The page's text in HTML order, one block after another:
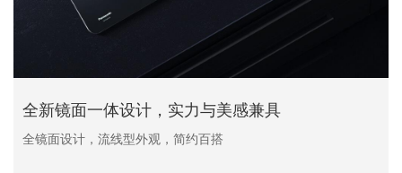
全新镜面一体设计，实力与美感兼具
全镜面设计，流线型外观，简约百搭